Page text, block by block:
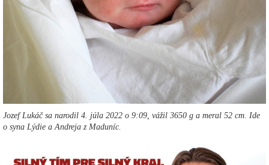
Jozef Lukáč sa narodil 4. júla 2022 o 9:09, vážil 3650 g a meral 52 cm. Ide
o syna Lýdie a Andreja z Maduníc.